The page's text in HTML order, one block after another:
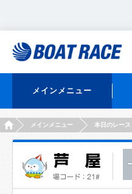
メインメニュー
HOMEメインメニュー 本日のレース